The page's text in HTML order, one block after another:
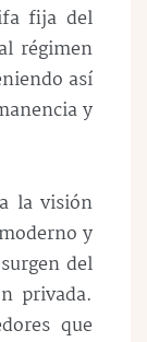
fija del
régimen
así
y
la visión
y
del
privada.
que